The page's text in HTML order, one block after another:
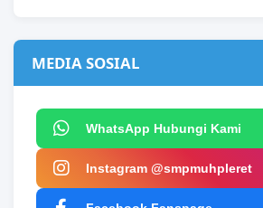
MEDIA SOSIAL
WhatsApp Hubungi Kami
Instagram @smpmuhpleret